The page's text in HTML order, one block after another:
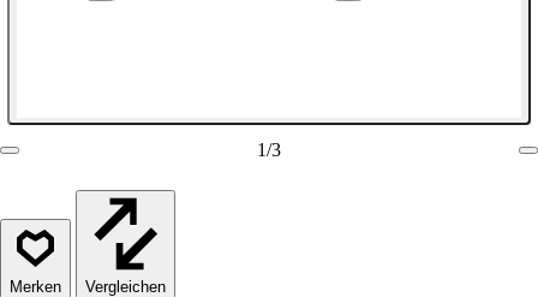
1/3
Vergleichen